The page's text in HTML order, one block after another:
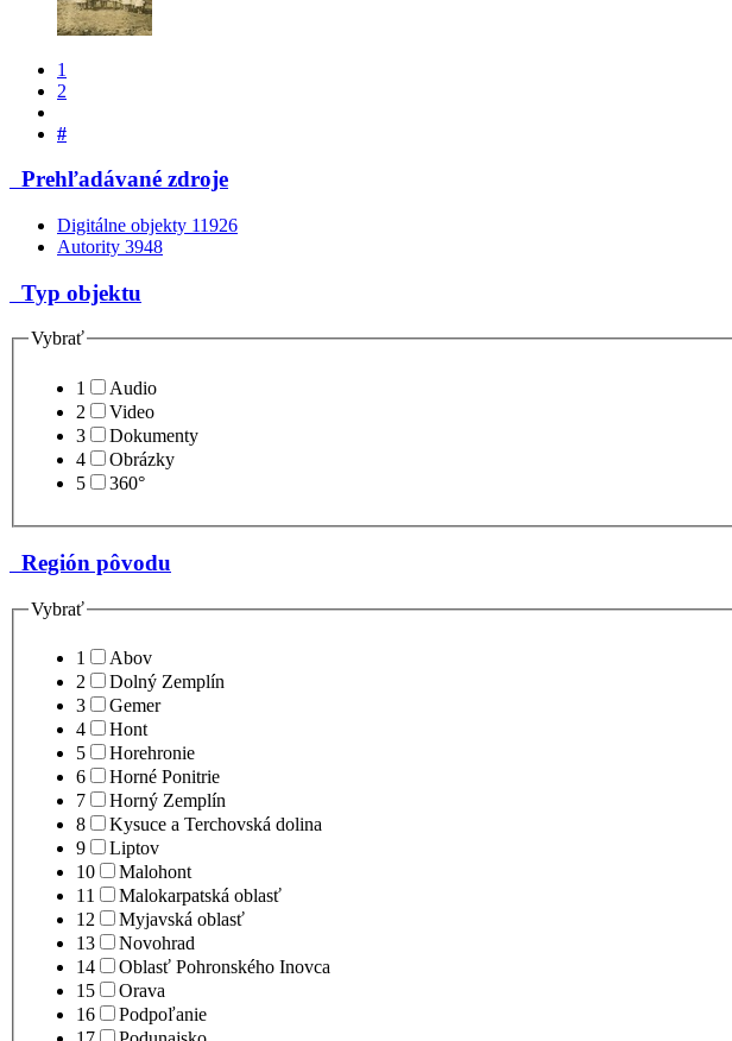
1
2
#
Prehľadávané zdroje
Digitálne objekty 11926
Autority 3948
Typ objektu
Vybrať
1
Audio
2
Video
3
Dokumenty
4
Obrázky
5
360°
Región pôvodu
Vybrať
1
Abov
2
Dolný Zemplín
3
Gemer
4
Hont
5
Horehronie
6
Horné Ponitrie
7
Horný Zemplín
8
Kysuce a Terchovská dolina
9
Liptov
10
Malohont
11
Malokarpatská oblasť
12
Myjavská oblasť
13
Novohrad
14
Oblasť Pohronského Inovca
15
Orava
16
Podpoľanie